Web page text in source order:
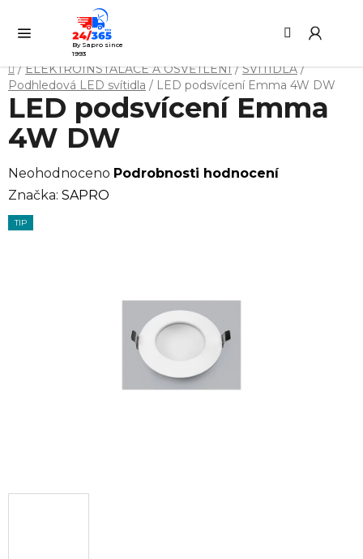
obsah
By Sapro since
1993
Domů
/ ELEKTROINSTALACE A OSVĚTLENÍ / SVÍTIDLA /
Podhledová LED svítidla / LED podsvícení Emma 4W DW
LED podsvícení Emma
4W DW
Průměrné
hodnocení
produktu
Neohodnoceno Podrobnosti hodnocení
Značka: SAPRO
TIP